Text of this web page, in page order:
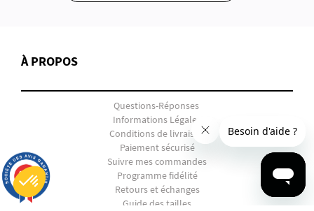
À PROPOS
Questions-Réponses
Informations Légales
Conditions de livraison
Paiement sécurisé
Suivre mes commandes
Programme fidélité
Retours et échanges
Guide des tailles
9.7 /10
2847 avis